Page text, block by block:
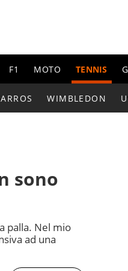
F1 MOTO TENNIS
WIMBLEDON
sono
palla. Nel mio
ad una